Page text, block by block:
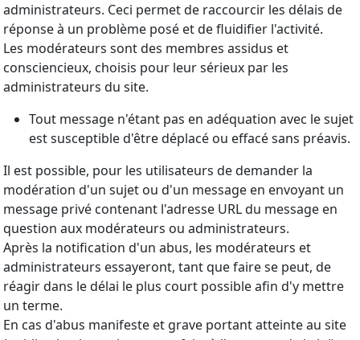
administrateurs. Ceci permet de raccourcir les délais de
réponse à un problème posé et de fluidifier l'activité.
Les modérateurs sont des membres assidus et
consciencieux, choisis pour leur sérieux par les
administrateurs du site.
Tout message n'étant pas en adéquation avec le sujet
est susceptible d'être déplacé ou effacé sans préavis.
Il est possible, pour les utilisateurs de demander la
modération d'un sujet ou d'un message en envoyant un
message privé contenant l'adresse URL du message en
question aux modérateurs ou administrateurs.
Après la notification d'un abus, les modérateurs et
administrateurs essayeront, tant que faire se peut, de
réagir dans le délai le plus court possible afin d'y mettre
un terme.
En cas d'abus manifeste et grave portant atteinte au site